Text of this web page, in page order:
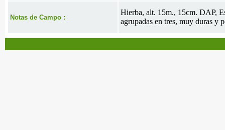
Notas de Campo :
Hierba, alt. 15m., 15cm. DAP,
agrupadas en tres, muy duras y